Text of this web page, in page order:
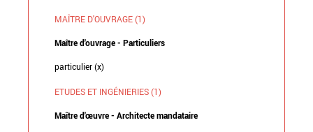
MAÎTRE D'OUVRAGE (1)
Maître d'ouvrage - Particuliers
particulier (x)
ETUDES ET INGÉNIERIES (1)
Maître d'œuvre - Architecte mandataire